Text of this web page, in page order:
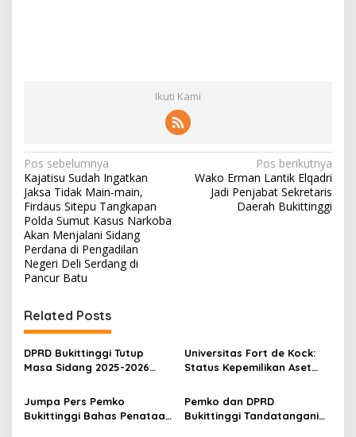
Ikuti Kami
N
a
v
i
g
a
i
p
o
Pos sebelumnya
Kajatisu Sudah Ingatkan
Jaksa Tidak Main-main,
Firdaus Sitepu Tangkapan
Polda Sumut Kasus Narkoba
Akan Menjalani Sidang
Perdana di Pengadilan
Negeri Deli Serdang di
Pancur Batu
Pos berikutnya
Wako Erman Lantik Elqadri
Jadi Penjabat Sekretaris
Daerah Bukittinggi
Related Posts
DPRD Bukittinggi Tutup
Masa Sidang 2025-2026
2026-2027, Wako Ramlan
Beri Apresiasi
Universitas Fort de Kock:
Status Kepemilikan Aset
Milik Yayasan Berdasarkan
Putusan Mahkamah Agung
Nomor 2108/K/Pdt/2022
Jumpa Pers Pemko
Bukittinggi Bahas Penataan
Pemko dan DPRD
Bukittinggi Tandatangani